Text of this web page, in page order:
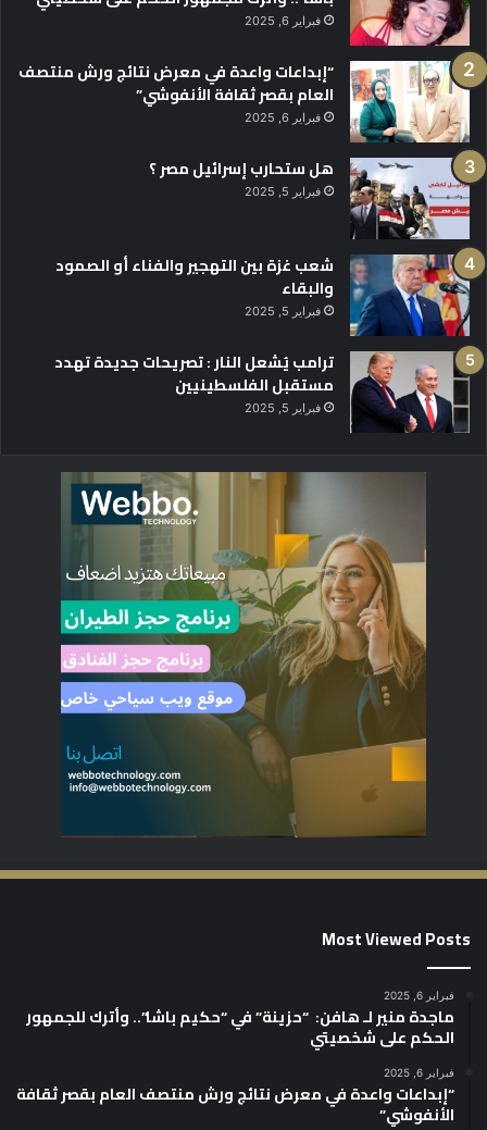
فبراير 6, 2025
“إبداعات واعدة في معرض نتائج ورش منتصف
العام بقصر ثقافة الأنفوشي”
فبراير 6, 2025
هل ستحارب إسرائيل مصر ؟
فبراير 5, 2025
شعب غزة بين التهجير والفناء أو الصمود
والبقاء
فبراير 5, 2025
ترامب يُشعل النار : تصريحات جديدة تهدد
مستقبل الفلسطينيين
فبراير 5, 2025
Most Viewed Posts
فبراير 6, 2025
ماجدة منير لـ هافن: “حزينة” في “حكيم باشا”.. وأترك للجمهور
الحكم على شخصيتي
فبراير 6, 2025
“إبداعات واعدة في معرض نتائج ورش منتصف العام بقصر ثقافة
الأنفوشي”